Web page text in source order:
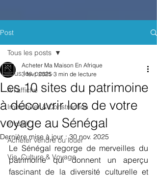
Post
Tous les posts
À l'affiche
Immobilier & Construction
Investir
Acheter vendre ou louer
Vie, Culture & Voyage
Tous les posts
Les 10 sites du patrimoine
à découvrir lors de votre
voyage au Sénégal
Acheter Ma Maison En Afrique
3 févr. 2025 3 min de lecture
Dernière mise à jour :30 nov. 2025
Le Sénégal regorge de merveilles du
patrimoine qui donnent un aperçu
fascinant de la diversité culturelle et